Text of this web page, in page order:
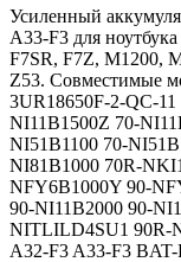
составляла
4,548.00₽.
Усиленный
A33-F3 для
F7SR, F7Z, M1200,
Z53. Совместимые
3UR18650F-2-QC-
NI11B1500Z 70-
NI51B1100 70-
NI81B1000 70R-
NFY6B1000Y 90-
90-NI11B2000 90-
NITLILD4SU1 90R-
A32-F3 A33-F3